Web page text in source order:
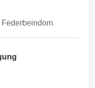
Federbeindom